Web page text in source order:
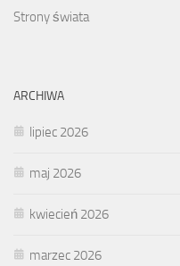
Strony świata
ARCHIWA
lipiec 2026
maj 2026
kwiecień 2026
marzec 2026